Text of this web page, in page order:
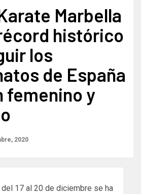
Marbella
histórico
los
de España
femenino y
2020
17 al 20 de diciembre se ha